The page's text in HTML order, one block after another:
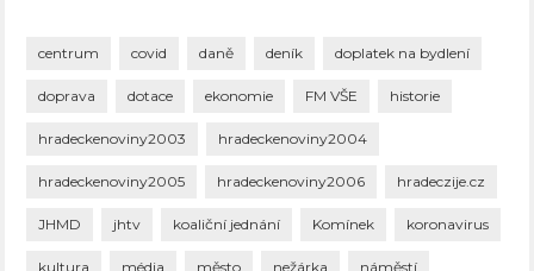
centrum covid daně deník doplatek na bydlení
doprava dotace ekonomie FM VŠE historie
hradeckenoviny2003 hradeckenoviny2004
hradeckenoviny2005 hradeckenoviny2006 hradeczije.cz
JHMD jhtv koaliční jednání Komínek koronavirus
kultura média město nežárka náměstí